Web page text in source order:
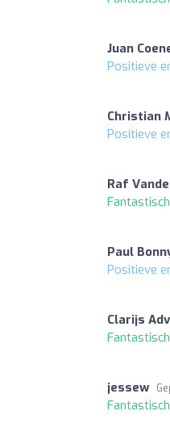
Juan
Positieve
Christian
Positieve
Raf
Paul
Positieve
Clarijs
jessew